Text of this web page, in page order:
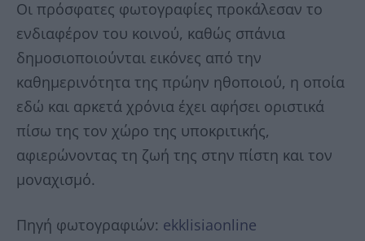
Οι πρόσφατες φωτογραφίες προκάλεσαν το
ενδιαφέρον του κοινού, καθώς σπάνια
δημοσιοποιούνται εικόνες από την
καθημερινότητα της πρώην ηθοποιού, η οποία
εδώ και αρκετά χρόνια έχει αφήσει οριστικά
πίσω της τον χώρο της υποκριτικής,
αφιερώνοντας τη ζωή της στην πίστη και τον
μοναχισμό.
Πηγή φωτογραφιών: ekklisiaonline